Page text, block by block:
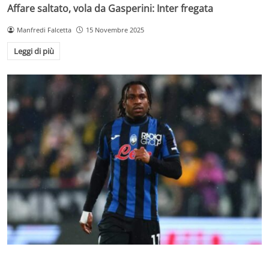
Affare saltato, vola da Gasperini: Inter fregata
Manfredi Falcetta 15 Novembre 2025
Leggi di più